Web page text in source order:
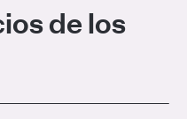
de los